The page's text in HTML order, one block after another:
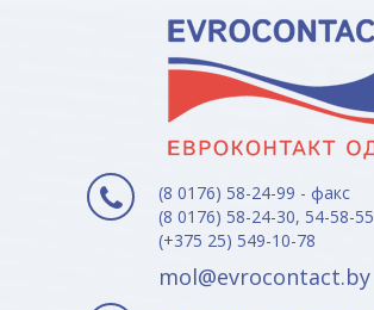
(8 0176) 58-24-99 - факс
(8 0176) 58-24-30, 54-58-55
(+375 25) 549-10-78
mol@evrocontact.by